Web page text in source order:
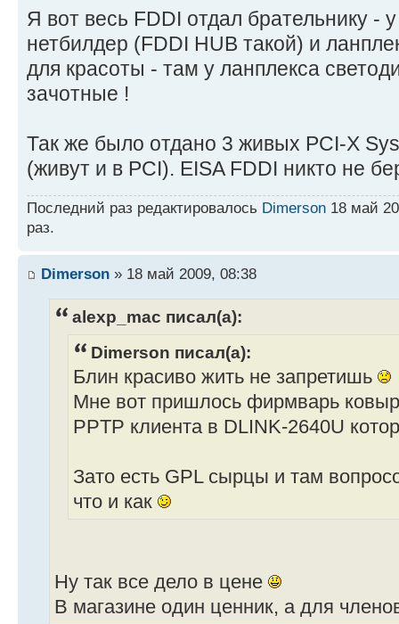
Я вот весь FDDI отдал брательнику -
нетбилдер (FDDI HUB такой) и
для красоты - там у ланплекса
зачотные !
Так же было отдано 3 живых PCI-X
(живут и в PCI). EISA FDDI никто не
Последний раз редактировалось Dimerson 18 май
раз.
Dimerson » 18 май 2009, 08:38
alexp_mac писал(а):
Dimerson писал(а):
Блин красиво жить не запретишь
Мне вот пришлось фирмварь
PPTP клиента в DLINK-2640U
Зато есть GPL сырцы и там
что и как
Ну так все дело в цене
В магазине один ценник, а для